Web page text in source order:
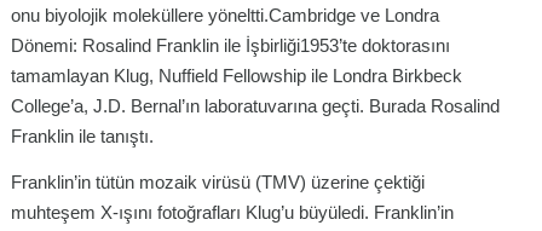
onu biyolojik moleküllere yöneltti.Cambridge ve Londra
Dönemi: Rosalind Franklin ile İşbirliği1953’te doktorasını
tamamlayan Klug, Nuffield Fellowship ile Londra Birkbeck
College’a, J.D. Bernal’ın laboratuvarına geçti. Burada Rosalind
Franklin ile tanıştı.
Franklin’in tütün mozaik virüsü (TMV) üzerine çektiği
muhteşem X-ışını fotoğrafları Klug’u büyüledi. Franklin’in